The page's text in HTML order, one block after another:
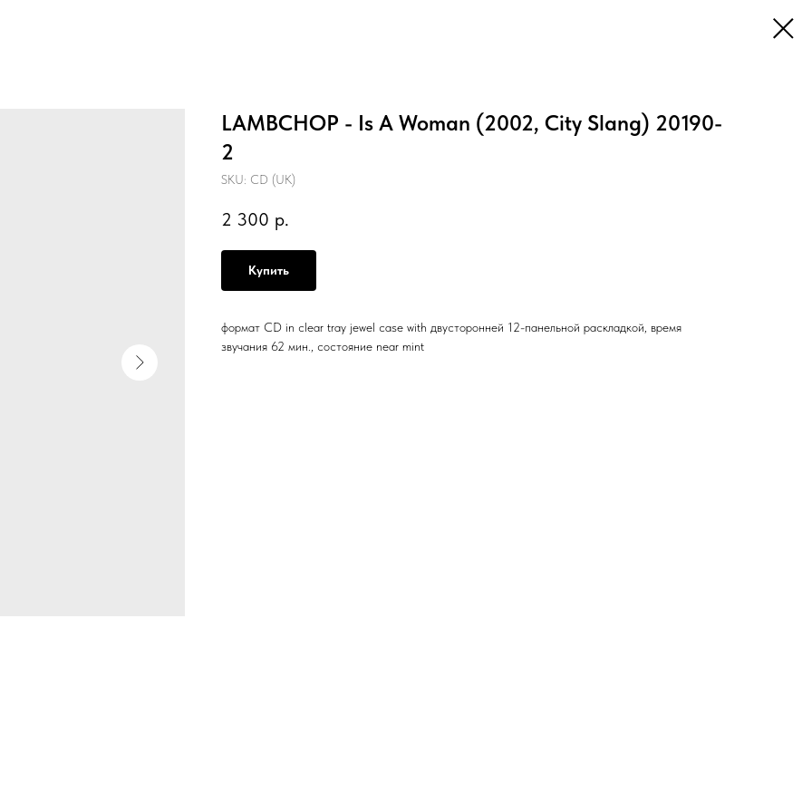
LAMBCHOP - Is A Woman (2002, City Slang) 20190-
2
SKU: CD (UK)
2 300 р.
Купить
формат CD in clear tray jewel case with двусторонней 12-панельной раскладкой, время
звучания 62 мин., состояние near mint